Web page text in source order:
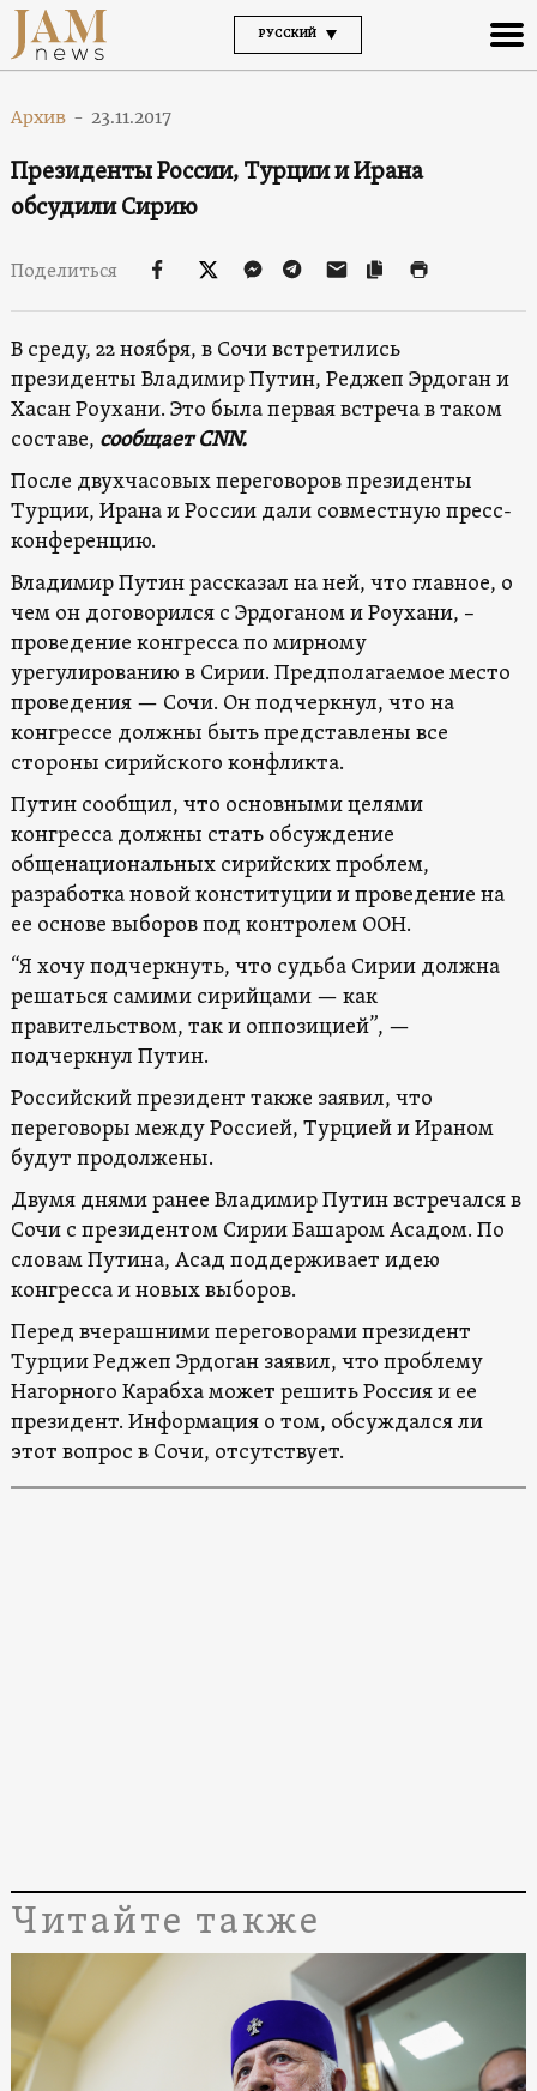
РУССКИЙ
Архив - 23.11.2017
Президенты России, Турции и Ирана
обсудили Сирию
Поделиться
В среду, 22 ноября, в Сочи встретились
президенты Владимир Путин, Реджеп Эрдоган и
Хасан Роухани. Это была первая встреча в таком
составе, сообщает CNN.
После двухчасовых переговоров президенты
Турции, Ирана и России дали совместную пресс-
конференцию.
Владимир Путин рассказал на ней, что главное, о
чем он договорился с Эрдоганом и Роухани, –
проведение конгресса по мирному
урегулированию в Сирии. Предполагаемое место
проведения — Сочи. Он подчеркнул, что на
конгрессе должны быть представлены все
стороны сирийского конфликта.
Путин сообщил, что основными целями
конгресса должны стать обсуждение
общенациональных сирийских проблем,
разработка новой конституции и проведение на
ее основе выборов под контролем ООН.
“Я хочу подчеркнуть, что судьба Сирии должна
решаться самими сирийцами — как
правительством, так и оппозицией”, —
подчеркнул Путин.
Российский президент также заявил, что
переговоры между Россией, Турцией и Ираном
будут продолжены.
Двумя днями ранее Владимир Путин встречался в
Сочи с президентом Сирии Башаром Асадом. По
словам Путина, Асад поддерживает идею
конгресса и новых выборов.
Перед вчерашними переговорами президент
Турции Реджеп Эрдоган заявил, что проблему
Нагорного Карабха может решить Россия и ее
президент. Информация о том, обсуждался ли
этот вопрос в Сочи, отсутствует.
Читайте также